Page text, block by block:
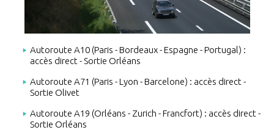
Autoroute A10 (Paris - Bordeaux - Espagne - Portugal) :
accès direct - Sortie Orléans
Autoroute A71 (Paris - Lyon - Barcelone) : accès direct -
Sortie Olivet
Autoroute A19 (Orléans - Zurich - Francfort) : accès direct -
Sortie Orléans